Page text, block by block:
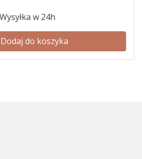
Wysyłka w 24h
Dodaj do koszyka